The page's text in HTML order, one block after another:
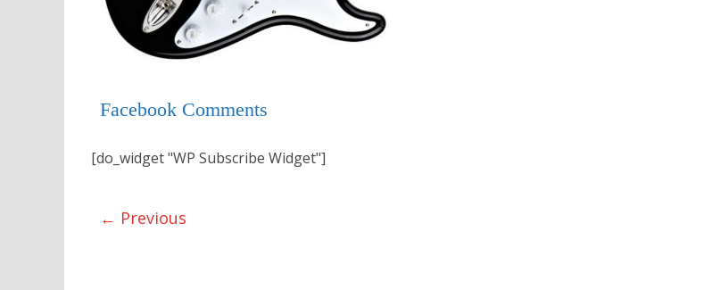
Facebook Comments
[do_widget "WP Subscribe Widget"]
← Previous